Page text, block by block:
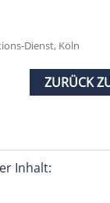
Dienst, Köln
ZURÜCK
Inhalt: